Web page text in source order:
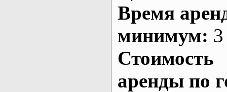
Время
минимум:
Стоимость
аренды по